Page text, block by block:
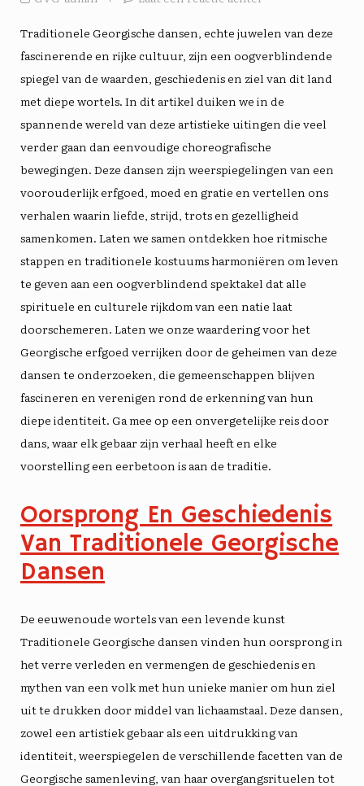
Traditionele Georgische dansen, echte juwelen van deze
fascinerende en rijke cultuur, zijn een oogverblindende
spiegel van de waarden, geschiedenis en ziel van dit land
met diepe wortels. In dit artikel duiken we in de
spannende wereld van deze artistieke uitingen die veel
verder gaan dan eenvoudige choreografische
bewegingen. Deze dansen zijn weerspiegelingen van een
voorouderlijk erfgoed, moed en gratie en vertellen ons
verhalen waarin liefde, strijd, trots en gezelligheid
samenkomen. Laten we samen ontdekken hoe ritmische
stappen en traditionele kostuums harmoniëren om leven
te geven aan een oogverblindend spektakel dat alle
spirituele en culturele rijkdom van een natie laat
doorschemeren. Laten we onze waardering voor het
Georgische erfgoed verrijken door de geheimen van deze
dansen te onderzoeken, die gemeenschappen blijven
fascineren en verenigen rond de erkenning van hun
diepe identiteit. Ga mee op een onvergetelijke reis door
dans, waar elk gebaar zijn verhaal heeft en elke
voorstelling een eerbetoon is aan de traditie.
Oorsprong En Geschiedenis
Van Traditionele Georgische
Dansen
De eeuwenoude wortels van een levende kunst
Traditionele Georgische dansen vinden hun oorsprong in
het verre verleden en vermengen de geschiedenis en
mythen van een volk met hun unieke manier om hun ziel
uit te drukken door middel van lichaamstaal. Deze dansen,
zowel een artistiek gebaar als een uitdrukking van
identiteit, weerspiegelen de verschillende facetten van de
Georgische samenleving, van haar overgangsrituelen tot